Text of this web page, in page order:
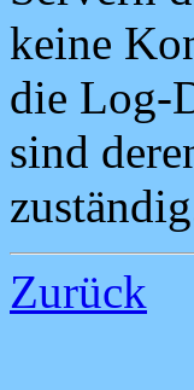
keine
die Log-
sind
Zurück